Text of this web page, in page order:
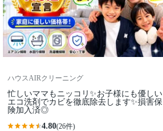
ハウスAIRクリーニング
忙しいママもニッコリ✨お子様にも優しい
エコ洗剤でカビを徹底除去します✨損害保
険加入済◎
4.80(26件)